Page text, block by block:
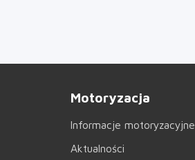
Motoryzacja
Informacje motoryzacyjne
Aktualności